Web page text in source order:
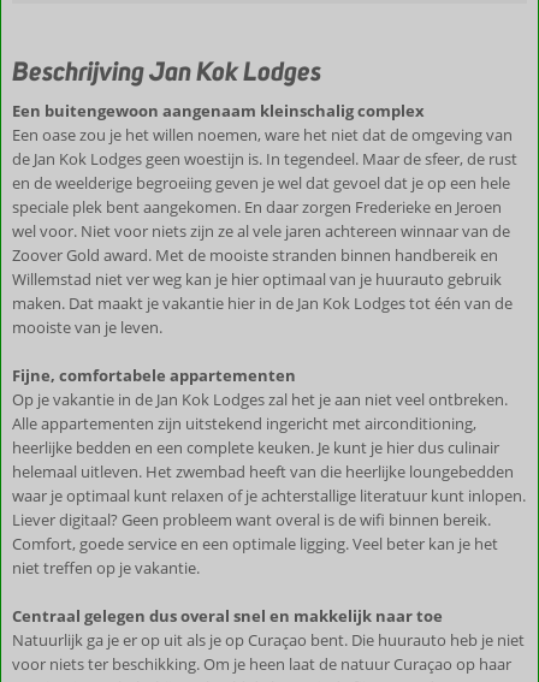
Beschrijving Jan Kok Lodges
Een buitengewoon aangenaam kleinschalig complex
Een oase zou je het willen noemen, ware het niet dat de omgeving van
de Jan Kok Lodges geen woestijn is. In tegendeel. Maar de sfeer, de rust
en de weelderige begroeiing geven je wel dat gevoel dat je op een hele
speciale plek bent aangekomen. En daar zorgen Frederieke en Jeroen
wel voor. Niet voor niets zijn ze al vele jaren achtereen winnaar van de
Zoover Gold award. Met de mooiste stranden binnen handbereik en
Willemstad niet ver weg kan je hier optimaal van je huurauto gebruik
maken. Dat maakt je vakantie hier in de Jan Kok Lodges tot één van de
mooiste van je leven.
Fijne, comfortabele appartementen
Op je vakantie in de Jan Kok Lodges zal het je aan niet veel ontbreken.
Alle appartementen zijn uitstekend ingericht met airconditioning,
heerlijke bedden en een complete keuken. Je kunt je hier dus culinair
helemaal uitleven. Het zwembad heeft van die heerlijke loungebedden
waar je optimaal kunt relaxen of je achterstallige literatuur kunt inlopen.
Liever digitaal? Geen probleem want overal is de wifi binnen bereik.
Comfort, goede service en een optimale ligging. Veel beter kan je het
niet treffen op je vakantie.
Centraal gelegen dus overal snel en makkelijk naar toe
Natuurlijk ga je er op uit als je op Curaçao bent. Die huurauto heb je niet
voor niets ter beschikking. Om je heen laat de natuur Curaçao op haar